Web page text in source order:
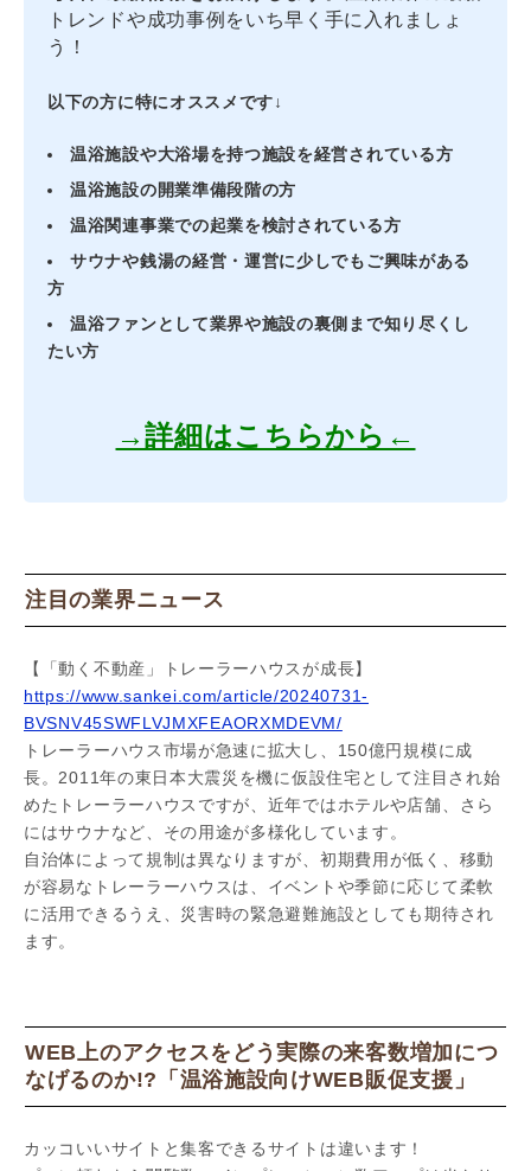
トレンドや成功事例をいち早く手に入れましょ
う！
以下の方に特にオススメです↓
温浴施設や大浴場を持つ施設を経営されている方
温浴施設の開業準備段階の方
温浴関連事業での起業を検討されている方
サウナや銭湯の経営・運営に少しでもご興味がある
方
温浴ファンとして業界や施設の裏側まで知り尽くし
たい方
→詳細はこちらから←
注目の業界ニュース
【「動く不動産」トレーラーハウスが成長】
https://www.sankei.com/article/20240731-
BVSNV45SWFLVJMXFEAORXMDEVM/
トレーラーハウス市場が急速に拡大し、150億円規模に成
長。2011年の東日本大震災を機に仮設住宅として注目され始
めたトレーラーハウスですが、近年ではホテルや店舗、さら
にはサウナなど、その用途が多様化しています。
自治体によって規制は異なりますが、初期費用が低く、移動
が容易なトレーラーハウスは、イベントや季節に応じて柔軟
に活用できるうえ、災害時の緊急避難施設としても期待され
ます。
WEB上のアクセスをどう実際の来客数増加につ
なげるのか!?「温浴施設向けWEB販促支援」
カッコいいサイトと集客できるサイトは違います！